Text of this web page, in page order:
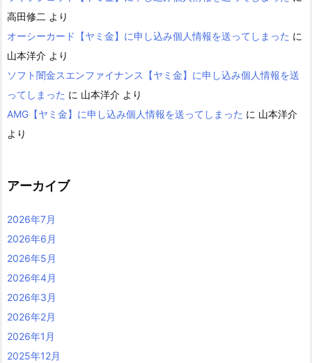
高田修二 より
オーシーカード【ヤミ金】に申し込み個人情報を送ってしまった に
山本洋介 より
ソフト闇金スエンファイナンス【ヤミ金】に申し込み個人情報を送
ってしまった に 山本洋介 より
AMG【ヤミ金】に申し込み個人情報を送ってしまった に 山本洋介
より
アーカイブ
2026年7月
2026年6月
2026年5月
2026年4月
2026年3月
2026年2月
2026年1月
2025年12月